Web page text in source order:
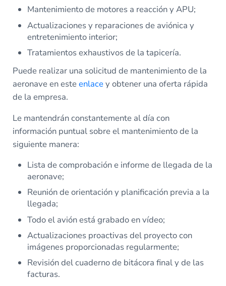
Mantenimiento de motores a reacción y APU;
Actualizaciones y reparaciones de aviónica y
entretenimiento interior;
Tratamientos exhaustivos de la tapicería.
Puede realizar una solicitud de mantenimiento de la
aeronave en esteenlacey obtener una oferta rápida
de la empresa.
Le mantendrán constantemente al día con
información puntual sobre el mantenimiento de la
siguiente manera:
Lista de comprobación e informe de llegada de la
aeronave;
Reunión de orientación y planificación previa a la
llegada;
Todo el avión está grabado en vídeo;
Actualizaciones proactivas del proyecto con
imágenes proporcionadas regularmente;
Revisión del cuaderno de bitácora final y de las
facturas.